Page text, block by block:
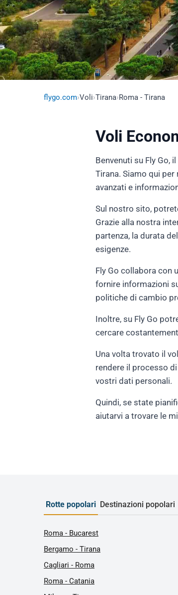
flygo.com›Voli›Tirana›Roma - Tirana
Voli
Benvenuti su Fly Go,
Tirana. Siamo qui
avanzati e
Sul nostro sito,
Grazie alla nostra
partenza, la durata
esigenze.
Fly Go collabora con
fornire informazioni
politiche di cambio
Inoltre, su Fly Go
cercare
Una volta trovato il
rendere il processo
vostri dati personali.
Quindi, se state
aiutarvi a trovare le
Rotte popolari Destinazioni popolari
Roma - Bucarest
Bergamo - Tirana
Cagliari - Roma
Roma - Catania